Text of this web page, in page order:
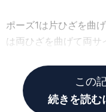
ポーズ1は片ひざを曲
は両ひざを曲げて両サ
この
続きを読む